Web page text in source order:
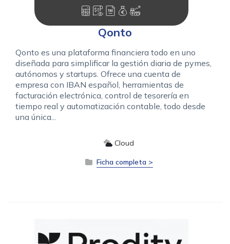
Qonto
Qonto es una plataforma financiera todo en uno
diseñada para simplificar la gestión diaria de pymes,
autónomos y startups. Ofrece una cuenta de
empresa con IBAN español, herramientas de
facturación electrónica, control de tesorería en
tiempo real y automatización contable, todo desde
una única...
Cloud
Ficha completa >